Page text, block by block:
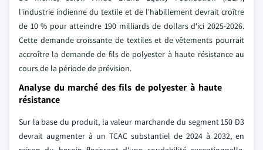
l'industrie indienne du textile et de l'habillement devrait croître
de 10 % pour atteindre 190 milliards de dollars d'ici 2025-2026.
Cette demande croissante de textiles et de vêtements pourrait
accroître la demande de fils de polyester à haute résistance au
cours de la période de prévision.
Analyse du marché des fils de polyester à haute
résistance
Sur la base du produit, la valeur marchande du segment 150 D3
devrait augmenter à un TCAC substantiel de 2024 à 2032, en